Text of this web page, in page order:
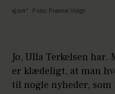
sjovt” Foto: Franne Voigt
Jo, Ulla Terkelsen har.
er klædeligt, at man
til nogle nyheder, som